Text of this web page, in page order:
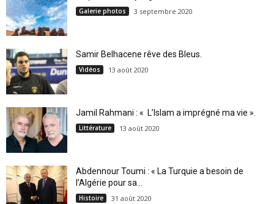
Galerie photos 3 septembre 2020
Samir Belhacene rêve des Bleus.
Vidéos 13 août 2020
Jamil Rahmani : « L’Islam a imprégné ma vie ».
Littérature 13 août 2020
Abdennour Toumi : « La Turquie a besoin de
l’Algérie pour sa...
Histoire 31 août 2020